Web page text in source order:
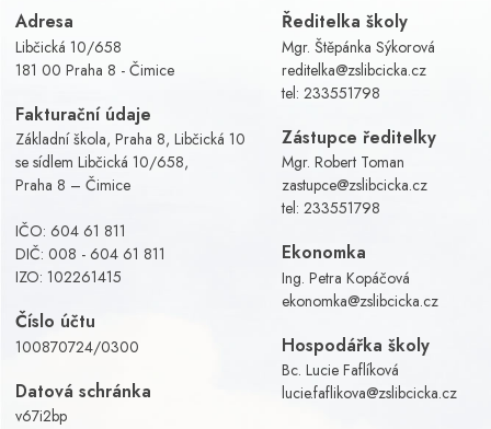
Adresa
Libčická 10/658
181 00 Praha 8 - Čimice
Fakturační údaje
Základní škola, Praha 8, Libčická 10
se sídlem Libčická 10/658,
Praha 8 – Čimice
IČO: 604 61 811
DIČ: 008 - 604 61 811
IZO: 102261415
Číslo účtu
100870724/0300
Datová schránka
v67i2bp
Ředitelka školy
Mgr. Štěpánka Sýkorová
reditelka@zslibcicka.cz
tel: 233551798
Zástupce ředitelky
Mgr. Robert Toman
zastupce@zslibcicka.cz
tel: 233551798
Ekonomka
Ing. Petra Kopáčová
ekonomka@zslibcicka.cz
Hospodářka školy
Bc. Lucie Faflíková
lucie.faflikova@zslibcicka.cz